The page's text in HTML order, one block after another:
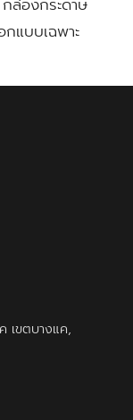
แบบเฉพาะ
เขตบางแค,